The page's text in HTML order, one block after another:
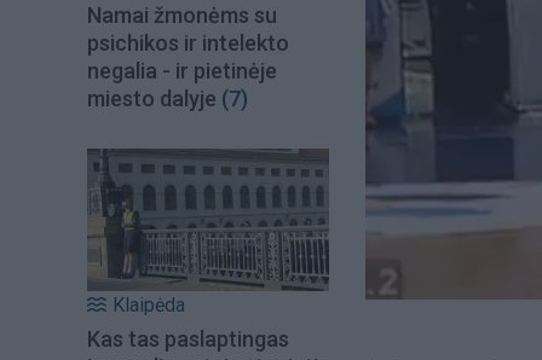
Namai žmonėms su
psichikos ir intelekto
negalia - ir pietinėje
miesto dalyje (7)
Klaipėda
Kas tas paslaptingas